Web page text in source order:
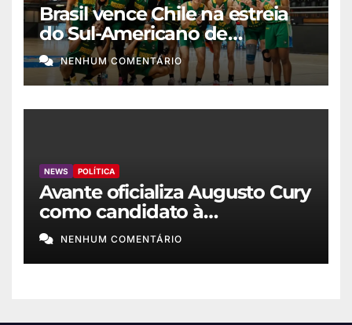
Brasil vence Chile na estreia
do Sul-Americano de
basquete feminino
NENHUM COMENTÁRIO
NEWS POLÍTICA
Avante oficializa Augusto Cury
como candidato à
Presidência
NENHUM COMENTÁRIO